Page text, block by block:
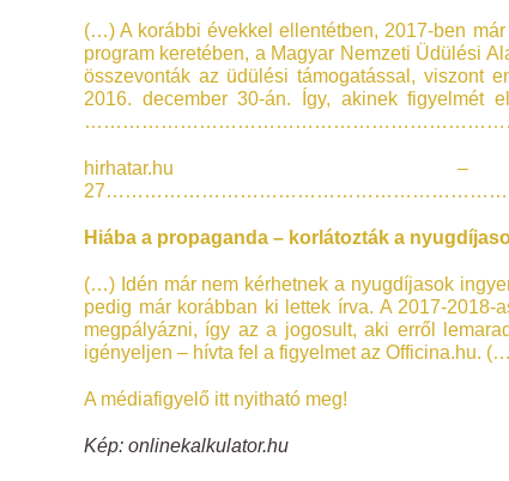
(…) A korábbi évekkel ellentétben, 2017-ben
program keretében, a Magyar Nemzeti Üdülési
összevonták az üdülési támogatással, viszont
2016. december 30-án. Így, akinek figyelmét
Hiába a propaganda – korlátozták a
(…) Idén már nem kérhetnek a nyugdíjasok
pedig már korábban ki lettek írva. A 2017-
megpályázni, így az a jogosult, aki erről
igényeljen – hívta fel a figyelmet az
A médiafigyelő itt nyitható meg!
Kép: onlinekalkulator.hu